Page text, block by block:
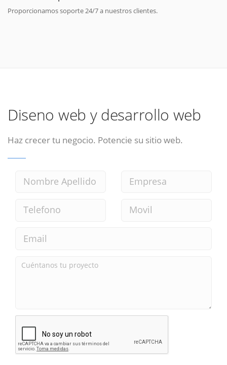
Proporcionamos soporte 24/7 a nuestros clientes.
Diseno web y desarrollo web
Haz crecer tu negocio. Potencie su sitio web.